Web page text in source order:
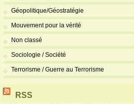
Géopolitique/Géostratégie
Mouvement pour la vérité
Non classé
Sociologie / Société
Terrorisme / Guerre au Terrorisme
RSS